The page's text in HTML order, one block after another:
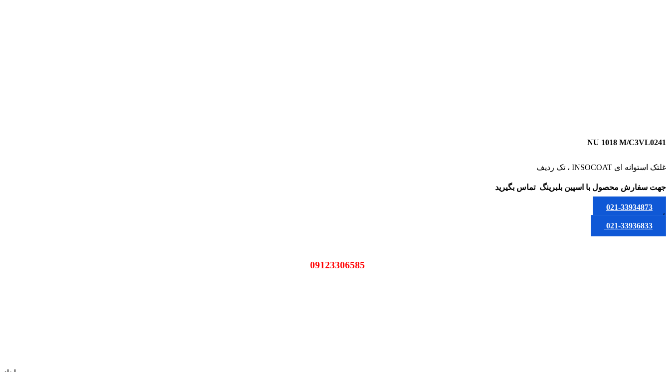
NU 1018 M/C3VL0241
غلتک استوانه ای INSOCOAT ، تک ردیف
جهت سفارش محصول با اسپین بلبرینگ تماس بگیرید
021-33934873
یا
021-33936833